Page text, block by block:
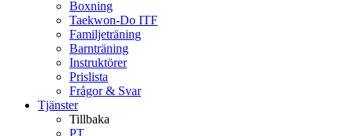
Boxning
Taekwon-Do ITF
Familjeträning
Barnträning
Instruktörer
Prislista
Frågor & Svar
Tjänster
Tillbaka